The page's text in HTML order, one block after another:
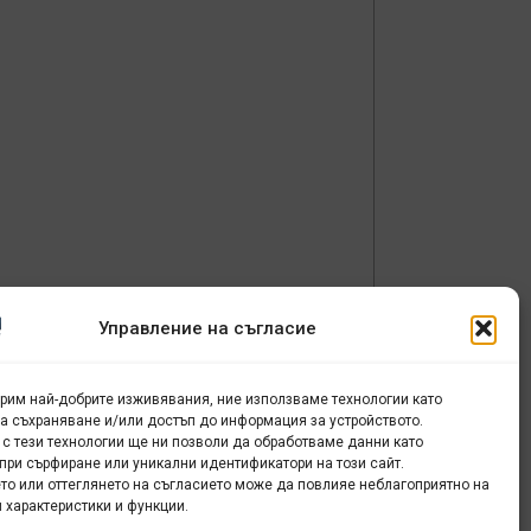
Управление на съгласие
най-добрите изживявания, ние използваме технологии като
съхраняване и/или достъп до информация за устройството.
тези технологии ще ни позволи да обработваме данни като
сърфиране или уникални идентификатори на този сайт.
или оттеглянето на съгласието може да повлияе неблагоприятно на
и функции.